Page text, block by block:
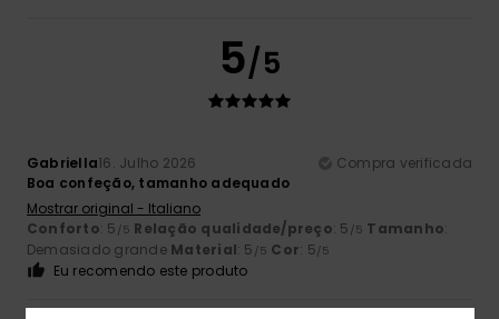
5/5
Gabriella16. Julho 2026
Compra verificada
Boa confeção, tamanho adequado
Mostrar original - Italiano
Conforto: 5 /5 Relação qualidade/preço: 5 /5 Tamanho:
Demasiado grande Material: 5 /5 Cor: 5/5
Eu recomendo este produto